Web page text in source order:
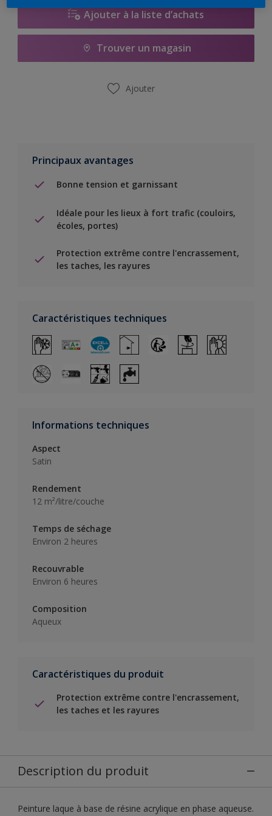
Ajouter à la liste d’achats
Trouver un magasin
Ajouter
Principaux avantages
Bonne tension et garnissant
Idéale pour les lieux à fort trafic (couloirs,
écoles, portes)
Protection extrême contre l'encrassement,
les taches, les rayures
Caractéristiques techniques
Informations techniques
Aspect
Satin
Rendement
12 m²/litre/couche
Temps de séchage
Environ 2 heures
Recouvrable
Environ 6 heures
Composition
Aqueux
Caractéristiques du produit
Protection extrême contre l'encrassement,
les taches et les rayures
Description du produit
Peinture laque à base de résine acrylique en phase aqueuse.